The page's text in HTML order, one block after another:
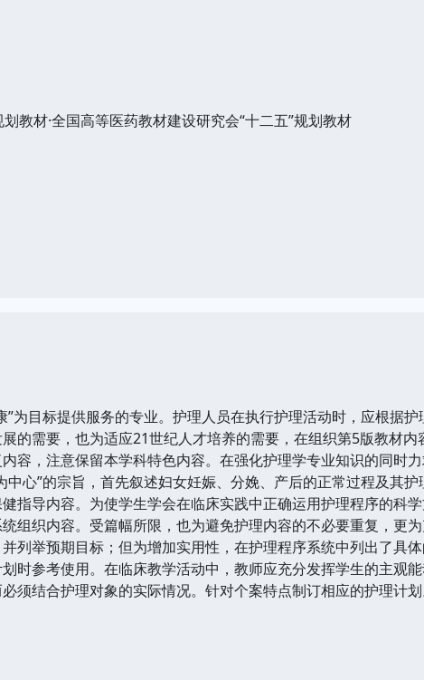
教材·全国高等医药教材建设研究会“十二五”规划教材
”为目标提供服务的专业。护理人员在执行护理活动时，应根据
的需要，也为适应21世纪人才培养的需要，在组织第5版教材
容，注意保留本学科特色内容。在强化护理学专业知识的同时
中心”的宗旨，首先叙述妇女妊娠、分娩、产后的正常过程及其
指导内容。为使学生学会在临床实践中正确运用护理程序的科
组织内容。受篇幅所限，也为避免护理内容的不必要重复，更
列举预期目标；但为增加实用性，在护理程序系统中列出了具
时参考使用。在临床教学活动中，教师应充分发挥学生的主观
须结合护理对象的实际情况。针对个案特点制订相应的护理计